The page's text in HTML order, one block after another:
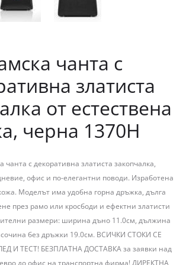
чанта с
златиста
от естествена
черна 1370H
чанта с декоративна златиста закопчалка,
офис и по-елегантни поводи. Изработена
Моделът има удобна горна дръжка, дълга
през рамо или кросбоди и ефектни златисти
размери: ширина дъно 11.0см, дължина
без дръжки 19.0см. ВСИЧКИ СТОКИ СЕ
И ТЕСТ! БЕЗПЛАТНА ДОСТАВКА за заявки над
до офис на транспортна фирма! ДИРЕКТНА